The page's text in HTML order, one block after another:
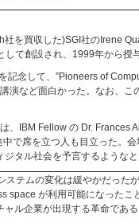
を買収した)SGI社のIrene
して創設され、1999年から授
記念して、”Pioneers of
演など面白かった。なお、
、IBM Fellow の Dr. Frances
で席を立つ人も目立った。
ジタル社会を予言するような
ステムの変化は緩やかだった
space が利用可能になった
ル企業が出現する革命である